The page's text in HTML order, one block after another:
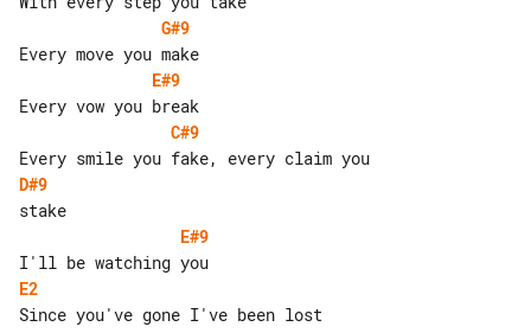
G#9
E#9
C#9
D#9
E#9
E2
Since you've gone I've been lost